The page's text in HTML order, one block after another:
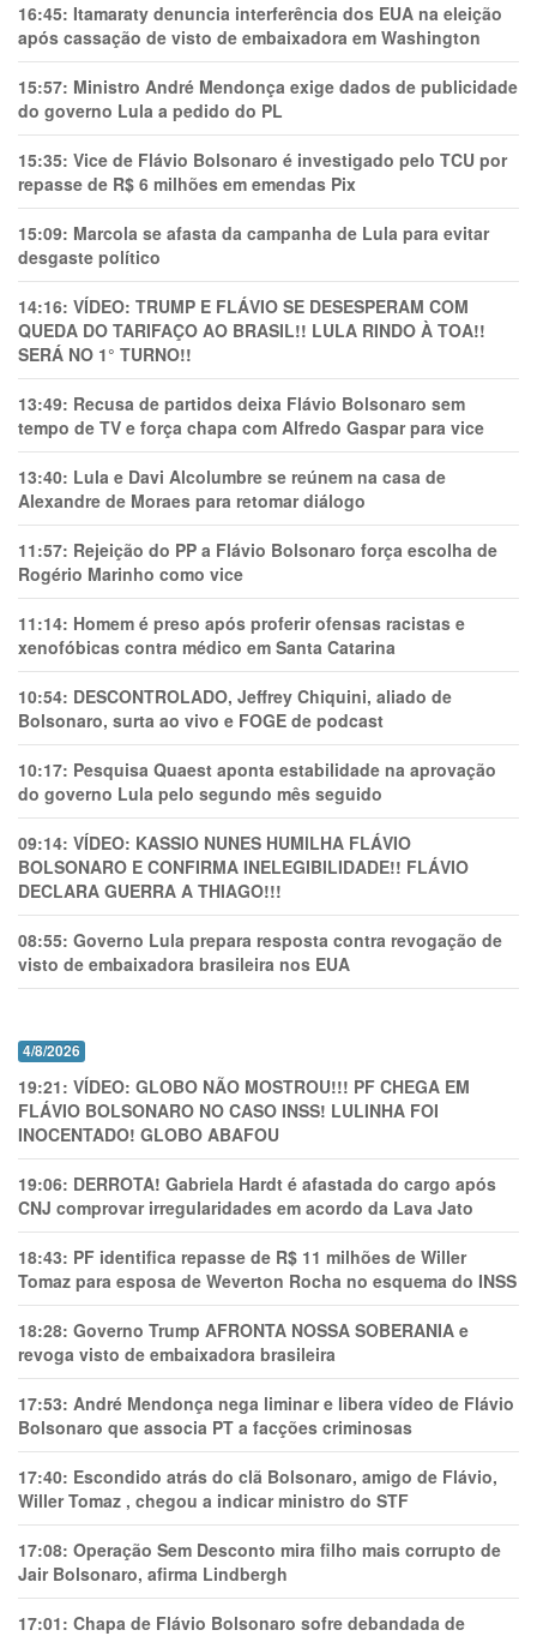
16:45: Itamaraty denuncia interferência dos EUA na eleição
após cassação de visto de embaixadora em Washington
15:57: Ministro André Mendonça exige dados de publicidade
do governo Lula a pedido do PL
15:35: Vice de Flávio Bolsonaro é investigado pelo TCU por
repasse de R$ 6 milhões em emendas Pix
15:09: Marcola se afasta da campanha de Lula para evitar
desgaste político
14:16: VÍDEO: TRUMP E FLÁVIO SE DESESPERAM COM
QUEDA DO TARIFAÇO AO BRASIL!! LULA RINDO À TOA!!
SERÁ NO 1° TURNO!!
13:49: Recusa de partidos deixa Flávio Bolsonaro sem
tempo de TV e força chapa com Alfredo Gaspar para vice
13:40: Lula e Davi Alcolumbre se reúnem na casa de
Alexandre de Moraes para retomar diálogo
11:57: Rejeição do PP a Flávio Bolsonaro força escolha de
Rogério Marinho como vice
11:14: Homem é preso após proferir ofensas racistas e
xenofóbicas contra médico em Santa Catarina
10:54: DESCONTROLADO, Jeffrey Chiquini, aliado de
Bolsonaro, surta ao vivo e FOGE de podcast
10:17: Pesquisa Quaest aponta estabilidade na aprovação
do governo Lula pelo segundo mês seguido
09:14: VÍDEO: KASSIO NUNES HUMlLHA FLÁVIO
BOLSONARO E CONFIRMA INELEGIBILIDADE!! FLÁVIO
DECLARA GUERRA A THIAGO!!!
08:55: Governo Lula prepara resposta contra revogação de
visto de embaixadora brasileira nos EUA
4/8/2026
19:21: VÍDEO: GLOBO NÃO MOSTROU!!! PF CHEGA EM
FLÁVIO BOLSONARO NO CASO INSS! LULINHA FOI
INOCENTADO! GLOBO ABAFOU
19:06: DERROTA! Gabriela Hardt é afastada do cargo após
CNJ comprovar irregularidades em acordo da Lava Jato
18:43: PF identifica repasse de R$ 11 milhões de Willer
Tomaz para esposa de Weverton Rocha no esquema do INSS
18:28: Governo Trump AFRONTA NOSSA SOBERANIA e
revoga visto de embaixadora brasileira
17:53: André Mendonça nega liminar e libera vídeo de Flávio
Bolsonaro que associa PT a facções criminosas
17:40: Escondido atrás do clã Bolsonaro, amigo de Flávio,
Willer Tomaz , chegou a indicar ministro do STF
17:08: Operação Sem Desconto mira filho mais corrupto de
Jair Bolsonaro, afirma Lindbergh
17:01: Chapa de Flávio Bolsonaro sofre debandada de